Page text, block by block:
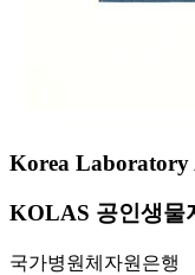
Korea Laboratory
KOLAS 공인생물
국가병원체자원은행